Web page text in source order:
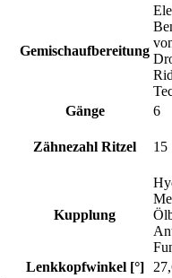
Gemischaufbereitung
Gänge
6
Zähnezahl Ritzel 15
Kupplung
Lenkkopfwinkel [°]